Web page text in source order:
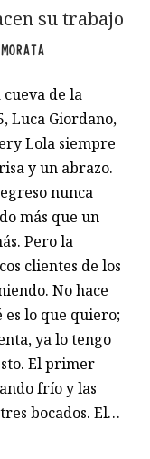
su trabajo
de la
Luca Giordano,
Lola siempre
y un abrazo.
nunca
más que un
Pero la
clientes de los
No hace
lo que quiero;
ya lo tengo
El primer
frío y las
bocados. El…